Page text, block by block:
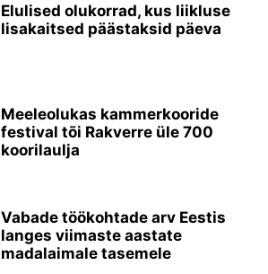
Elulised olukorrad, kus liikluse
lisakaitsed päästaksid päeva
Meeleolukas kammerkooride
festival tõi Rakverre üle 700
koorilaulja
Vabade töökohtade arv Eestis
langes viimaste aastate
madalaimale tasemele